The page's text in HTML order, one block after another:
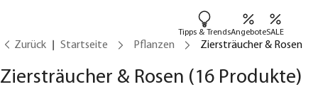
Tipps & TrendsAngeboteSALE
Zurück Startseite Pflanzen Ziersträucher & Rosen
Ziersträucher & Rosen (16 Produkte)